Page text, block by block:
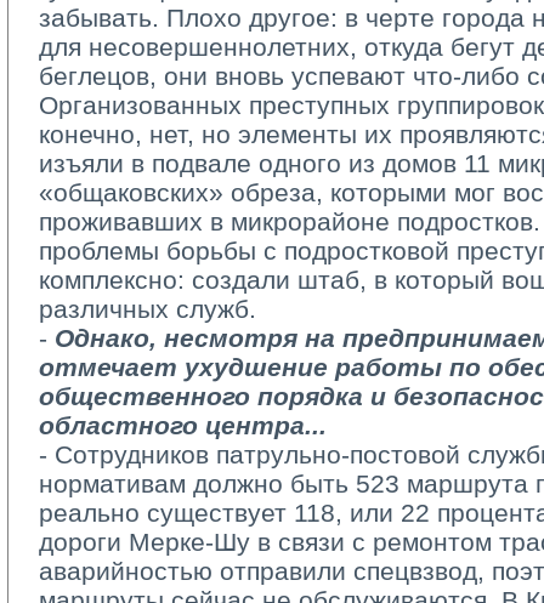
забывать. Плохо другое: в черте города
для несовершеннолетних, откуда бегут
беглецов, они вновь успевают что-либо
Организованных преступных
конечно, нет, но элементы их
изъяли в подвале одного из домов 11
«общаковских» обреза, которыми мог
проживавших в микрорайоне
проблемы борьбы с подростковой
комплексно: создали штаб, в который
различных служб.
- Однако, несмотря на
отмечает ухудшение работы по
общественного порядка и
областного центра...
- Сотрудников патрульно-постовой
нормативам должно быть 523 маршрута
реально существует 118, или 22
дороги Мерке-Шу в связи с ремонтом
аварийностью отправили спецвзвод,